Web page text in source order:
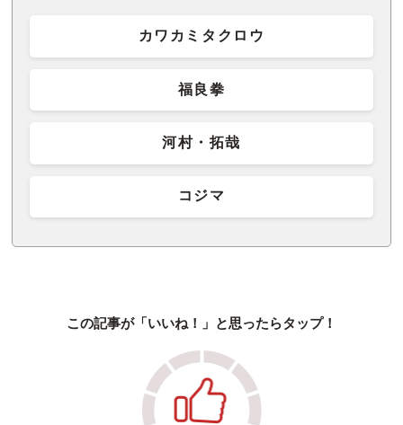
カワカミタクロウ
福良拳
河村・拓哉
コジマ
この記事が「いいね！」と思ったらタップ！